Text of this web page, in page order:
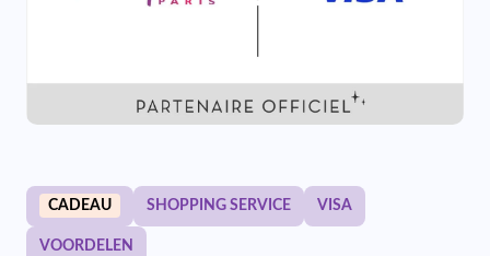
CADEAU SHOPPING SERVICE VISA
VOORDELEN